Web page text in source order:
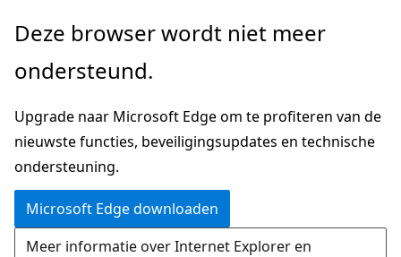
Naar
gaan
Deze browser wordt niet meer
ondersteund.
Upgrade naar Microsoft Edge om te profiteren van de
nieuwste functies, beveiligingsupdates en technische
ondersteuning.
Microsoft Edge downloaden
Meer informatie over Internet Explorer en